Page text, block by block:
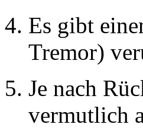
Es gibt
Tremor)
Je nach
vermutlich